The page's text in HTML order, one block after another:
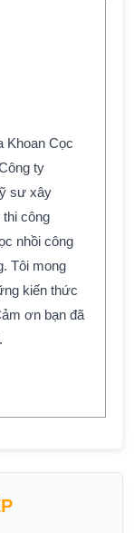
Khoan Cọc
ty
sư xây
công
nhồi công
Tôi mong
kiến thức
ơn bạn đã